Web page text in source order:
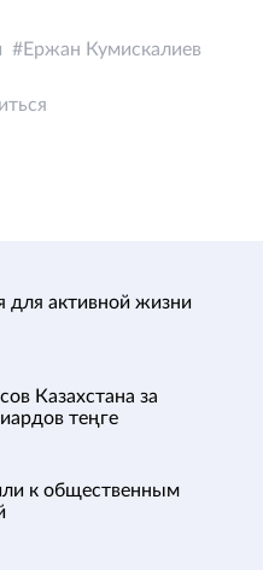
Ержан Кумискалиев
для активной жизни
Казахстана за
теңге
к общественным